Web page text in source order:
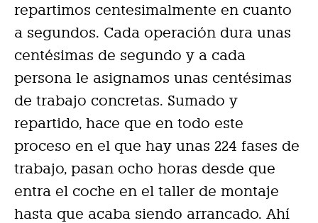
repartimos centesimalmente en cuanto
a segundos. Cada operación dura unas
centésimas de segundo y a cada
persona le asignamos unas centésimas
de trabajo concretas. Sumado y
repartido, hace que en todo este
proceso en el que hay unas 224 fases de
trabajo, pasan ocho horas desde que
entra el coche en el taller de montaje
hasta que acaba siendo arrancado. Ahí